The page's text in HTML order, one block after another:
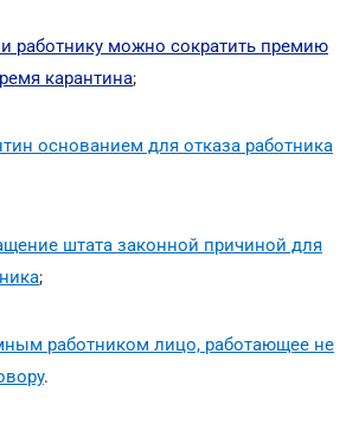
работнику можно сократить премию
карантина;
основанием для отказа работника
штата законной причиной для
;
работником лицо, работающее не
.